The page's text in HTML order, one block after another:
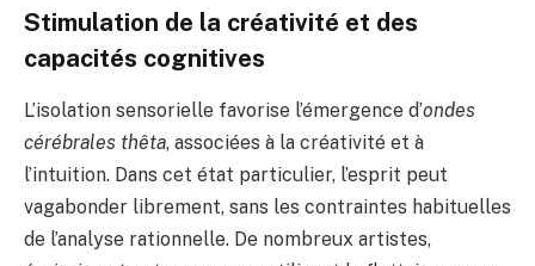
Stimulation de la créativité et des
capacités cognitives
L’isolation sensorielle favorise l’émergence d’ondes
cérébrales thêta, associées à la créativité et à
l’intuition. Dans cet état particulier, l’esprit peut
vagabonder librement, sans les contraintes habituelles
de l’analyse rationnelle. De nombreux artistes,